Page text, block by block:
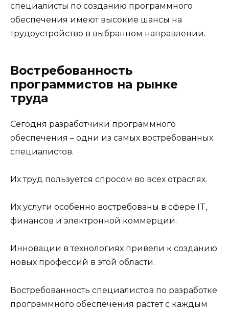
специалисты по созданию программного
обеспечения имеют высокие шансы на
трудоустройство в выбранном направлении.
Востребованность
программистов на рынке
труда
Сегодня разработчики программного
обеспечения – одни из самых востребованных
специалистов.
Их труд пользуется спросом во всех отраслях.
Их услуги особенно востребованы в сфере IT,
финансов и электронной коммерции.
Инновации в технологиях привели к созданию
новых профессий в этой области.
Востребованность специалистов по разработке
программного обеспечения растет с каждым